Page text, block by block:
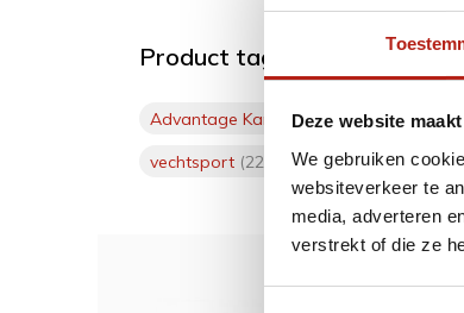
Deze website
We gebruiken
websiteverkeer te
media, adverteren
verstrekt of die ze
Product tags
Advantage Karate voetbeschermers(1)
vechtsport (228)